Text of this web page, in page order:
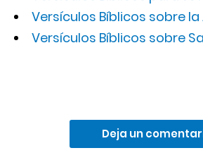
Versículos Bíblicos sobre
Versículos Bíblicos sobre
Deja un